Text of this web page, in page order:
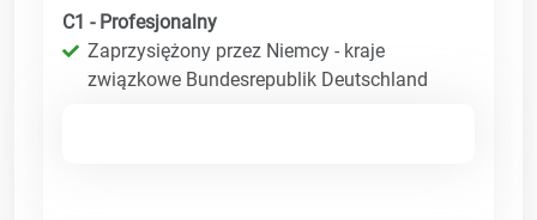
C1 - Profesjonalny
Zaprzysiężony przez Niemcy - kraje
związkowe Bundesrepublik Deutschland